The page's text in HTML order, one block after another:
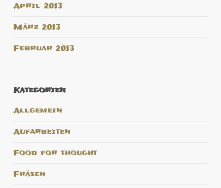
April 2013
März 2013
Februar 2013
Kategorien
Allgemein
Aufarbeiten
Food for thought
Fräsen